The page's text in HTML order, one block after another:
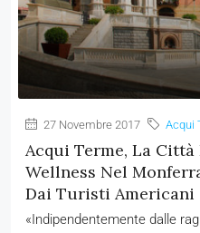
27 Novembre 2017 Acqui
Acqui Terme, La Città
Wellness Nel
Dai Turisti Americani
«Indipendentemente dalle